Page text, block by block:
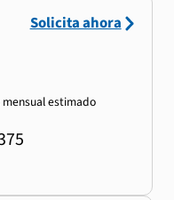
mensual estimado
Solicita ahora